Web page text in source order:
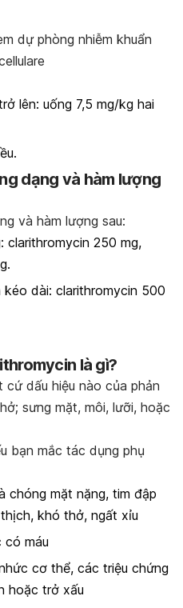
dự phòng nhiễm khuẩn
lên: uống 7,5 mg/kg hai
dạng và hàm lượng
và hàm lượng sau:
clarithromycin 250 mg,
dài: clarithromycin 500
là gì?
dấu hiệu nào của phản
sưng mặt, môi, lưỡi, hoặc
bạn mắc tác dụng phụ
chóng mặt nặng, tim đập
khó thở, ngất xỉu
có máu
cơ thể, các triệu chứng
hoặc trở xấu